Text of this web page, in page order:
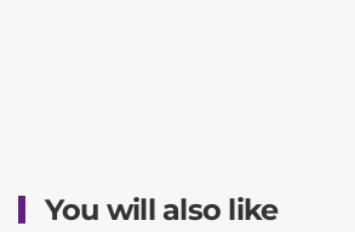
You will also like